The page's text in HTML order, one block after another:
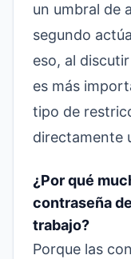
un umbral de
segundo
eso, al
es más
tipo de
directamente
¿Por qué
contraseña
trabajo?
Porque las